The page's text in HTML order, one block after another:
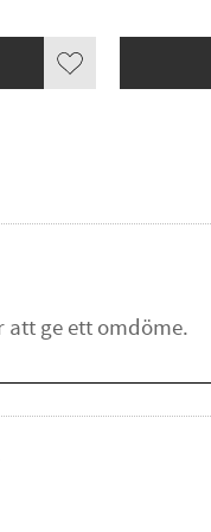
Lägg till i favoriter